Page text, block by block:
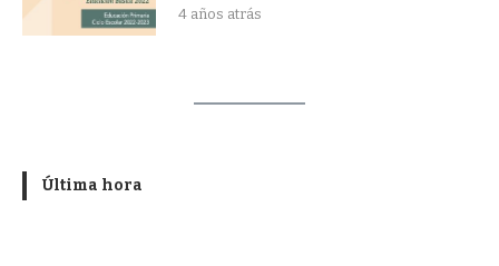
4 años atrás
Última hora